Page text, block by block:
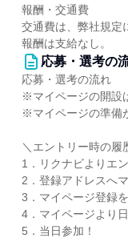
報酬・交通費
交通費は、弊社規定
報酬は支給なし。
応募・選考の
応募・選考の流れ
※マイページの開設
※マイページの準備
＼エントリー時の履
1．リクナビよりエ
2．登録アドレスへ
3．マイページ登録
4．マイページより
5．当日参加！